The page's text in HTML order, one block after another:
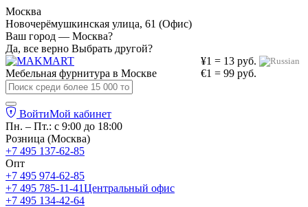
Москва
Новочерёмушкинская улица, 61 (Офис)
Ваш город — Москва?
Да, все верно Выбрать другой?
¥1 = 13 руб.
€1 = 99 руб.
Мебельная фурнитура в Москве
ВойтиМой кабинет
Пн. – Пт.: с 9:00 до 18:00
Розница (Москва)
+7 495 137-62-85
Опт
+7 495 974-62-85
+7 495 785-11-41Центральный офис
+7 495 134-42-64